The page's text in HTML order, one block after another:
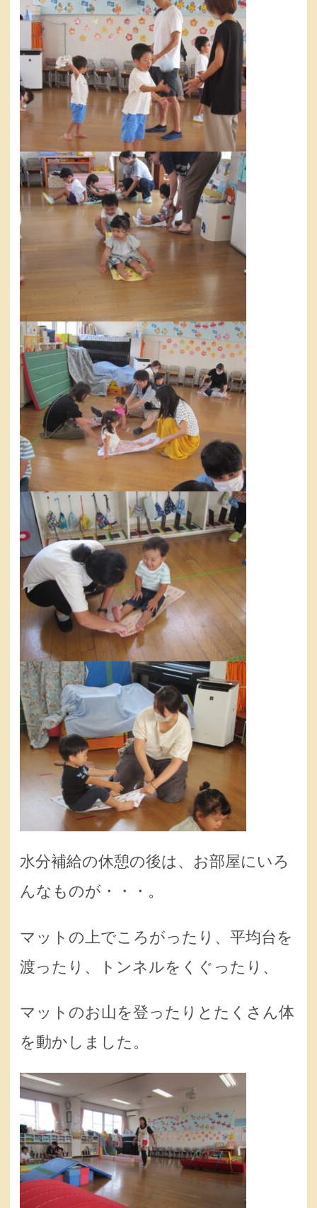
水分補給の休憩の後は、お部屋にいろ
んなものが・・・。
マットの上でころがったり、平均台を
渡ったり、トンネルをくぐったり、
マットのお山を登ったりとたくさん体
を動かしました。